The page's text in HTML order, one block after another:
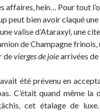
affaires, hein… Pour tout
peut bien avoir claqué
valise d’Ataraxyl, une
de Champagne frinois,
devierges de joiearrivées
été prévenu en
C’était quand même la
cet étalage de